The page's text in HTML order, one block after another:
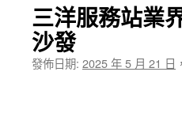
容三洋服務站業
沙發
發佈日期: 2025 年 5 月 21 日 ，